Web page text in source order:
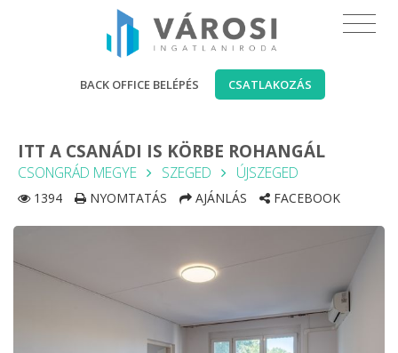
BACK OFFICE BELÉPÉS CSATLAKOZÁS
ITT A CSANÁDI IS KÖRBE ROHANGÁL
CSONGRÁD MEGYE SZEGED ÚJSZEGED
1394 NYOMTATÁS AJÁNLÁS FACEBOOK